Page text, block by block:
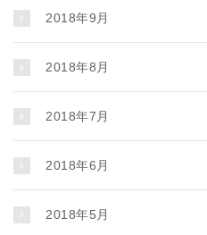
2018年9月
2018年8月
2018年7月
2018年6月
2018年5月